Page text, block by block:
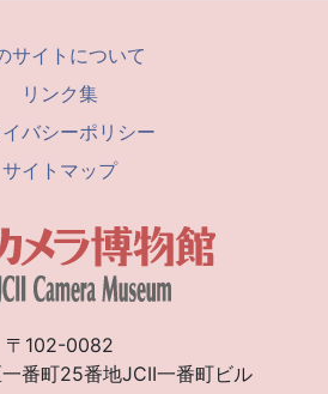
サイトについて
リンク集
バシーポリシー
サイトマップ
〒102-0082
番町25番地JCII一番町ビル